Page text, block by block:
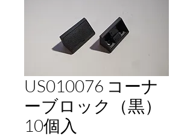
US010076 コーナ
ーブロック（黒）
10個入